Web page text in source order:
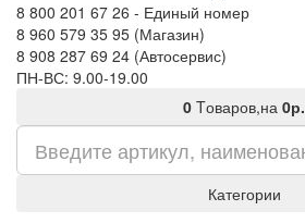
8 800 201 67 26 - Единый номер
8 960 579 35 95 (Магазин)
8 908 287 69 24 (Автосервис)
ПН-ВС: 9.00-19.00
0 Tоваров,на 0р.
Категории